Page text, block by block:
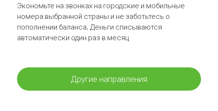
Экономьте на звонках на городские и мобильные
номера выбранной страны и не заботьтесь о
пополнении баланса. Деньги списываются
автоматически один раз в месяц
Другие направления